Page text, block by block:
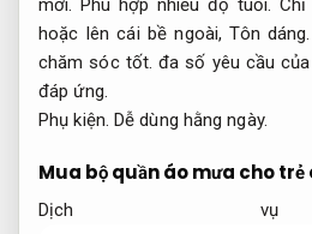
mới. Phù hợp nhiều độ tuổi.
hoặc lên cái bề ngoài,Tôn dáng.
chăm sóc tốt. đa số yêu cầu
đáp ứng.
Phụ kiện. Dễ dùng hằng ngày.
Mua bộ quần áo mưa cho trẻ
Dịch